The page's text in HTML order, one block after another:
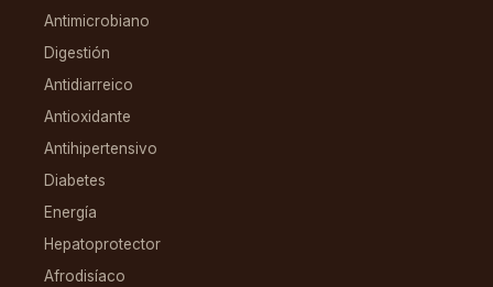
Antimicrobiano
Digestión
Antidiarreico
Antioxidante
Antihipertensivo
Diabetes
Energía
Hepatoprotector
Afrodisíaco